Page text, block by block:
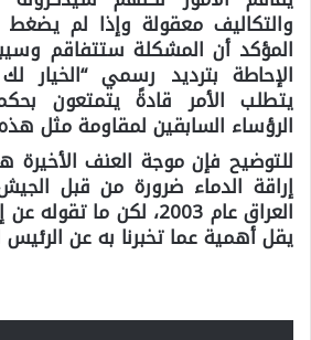
والتكاليف معقولة وإذا لم
المؤكد أن المشكلة ستتفاقم
الإحاطة بترديد رسمي “الخيار
يتطلب الأمر قادةً يتمتعون
الرؤساء السابقين لمقاومة مثل هذه
للتوضيح فإن موجة العنف
إراقة الدماء ضرورة من قبل
العراق عام 2003، لكن ما
يقل أهمية عما تخبرنا به عن الرئيس